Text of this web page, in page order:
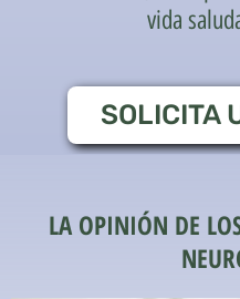
vida
SOLICITA
LA OPINIÓN DE